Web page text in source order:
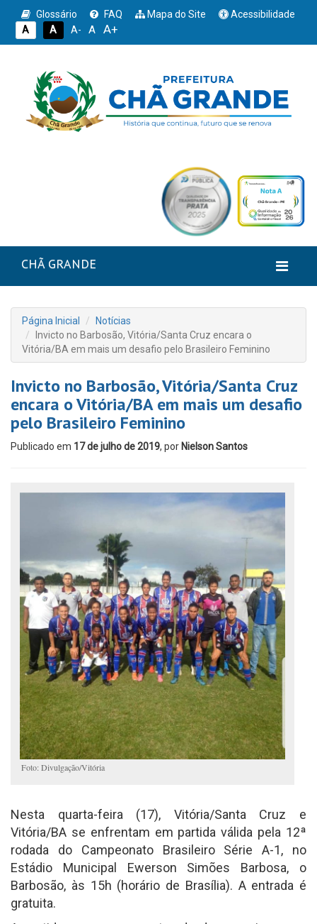
Glossário FAQ Mapa do Site
Acessibilidade
A
A A- A A+
CHÃ GRANDE
Página Inicial
Notícias
Invicto no Barbosão, Vitória/Santa Cruz encara o
Vitória/BA em mais um desafio pelo Brasileiro Feminino
Invicto no Barbosão, Vitória/Santa Cruz
encara o Vitória/BA em mais um desafio
pelo Brasileiro Feminino
Publicado em 17 de julho de 2019, por Nielson Santos
Foto: Divulgação/Vitória
Nesta quarta-feira (17), Vitória/Santa Cruz e
Vitória/BA se enfrentam em partida válida pela 12ª
rodada do Campeonato Brasileiro Série A-1, no
Estádio Municipal Ewerson Simões Barbosa, o
Barbosão, às 15h (horário de Brasília). A entrada é
gratuita.